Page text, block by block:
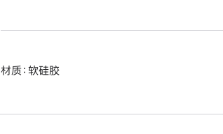
材质：软硅胶